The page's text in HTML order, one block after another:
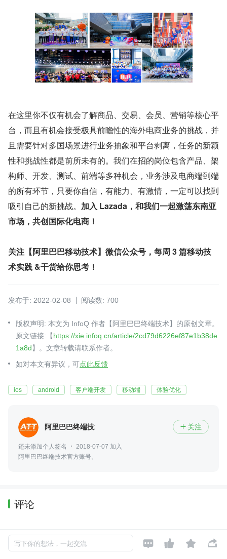
在这里你不仅有机会了解商品、交易、会员、营销等核心平
台，而且有机会接受极具前瞻性的海外电商业务的挑战，并
且需要针对多国场景进行业务抽象和平台剥离，任务的新颖
性和挑战性都是前所未有的。我们在招的岗位包含产品、架
构师、开发、测试、前端等多种机会，业务涉及电商端到端
的所有环节，只要你自信，有能力、有激情，一定可以找到
吸引自己的新挑战。 加入 Lazada，和我们一起激荡东南亚
市场，共创国际化电商！
关注【阿里巴巴移动技术】微信公众号，每周 3 篇移动技
术实践 &干货给你思考！
发布于: 2022-02-08 阅读数: 700
版权声明: 本文为 InfoQ 作者【阿里巴巴终端技术】的原创文章。
原文链接:【https://xie.infoq.cn/article/2cd79d6226ef87e1b38de
1a8d】。文章转载请联系作者。
如对本文有异议，可点此反馈
ios android 客户端开发 移动端 体验优化
阿里巴巴终端技术  关注
还未添加个人签名
2018-07-07 加入
阿里巴巴终端技术官方账号。
评论
暂无评论
写下你的想法，一起交流    